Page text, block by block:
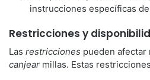
instrucciones específicas
Restricciones y
Las restricciones pueden afectar
canjear millas. Estas